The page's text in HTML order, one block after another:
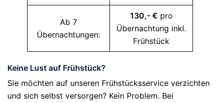
Ab 7
Übernachtungen:
130,- € pro
Übernachtung inkl.
Frühstück
Keine Lust auf Frühstück?
Sie möchten auf unseren Frühstücksservice verzichten
und sich selbst versorgen? Kein Problem. Bei